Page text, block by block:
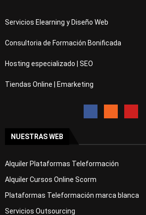
Servicios Elearning y Diseño Web
Consultoria de Formación Bonificada
Hosting especializado | SEO
Tiendas Online | Emarketing
NUESTRAS WEB
Alquiler Plataformas Teleformación
Alquiler Cursos Online Scorm
Plataformas Teleformación marca blanca
Servicios Outsourcing